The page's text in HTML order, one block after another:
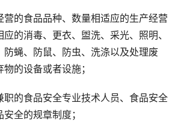
营的食品品种、数量相适应的生产经营
的消毒、更衣、盥洗、采光、照明、
防蝇、防鼠、防虫、洗涤以及处理废
的设备或者设施；
职的食品安全专业技术人员、食品安全
全的规章制度；